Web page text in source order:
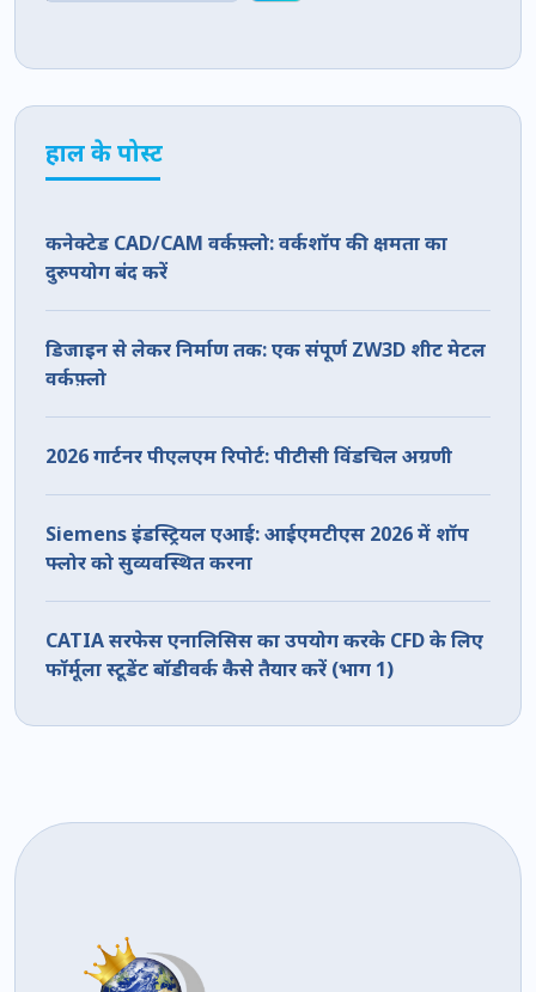
हाल के पोस्ट
कनेक्टेड CAD/CAM वर्कफ़्लो: वर्कशॉप की क्षमता का
दुरुपयोग बंद करें
डिजाइन से लेकर निर्माण तक: एक संपूर्ण ZW3D शीट मेटल
वर्कफ़्लो
2026 गार्टनर पीएलएम रिपोर्ट: पीटीसी विंडचिल अग्रणी
Siemens इंडस्ट्रियल एआई: आईएमटीएस 2026 में शॉप
फ्लोर को सुव्यवस्थित करना
CATIA सरफेस एनालिसिस का उपयोग करके CFD के लिए
फॉर्मूला स्टूडेंट बॉडीवर्क कैसे तैयार करें (भाग 1)